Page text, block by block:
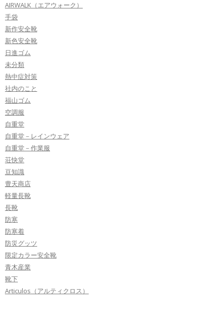
AIRWALK（エアウォーク）
手袋
新作安全靴
新色安全靴
日進ゴム
未分類
熱中症対策
社内のこと
福山ゴム
空調服
自重堂
自重堂－レインウェア
自重堂－作業服
荘快堂
豆知識
豊天商店
軽量長靴
長靴
防寒
防寒着
防災グッツ
限定カラー安全靴
青木産業
靴下
Articulos（アルティクロス）